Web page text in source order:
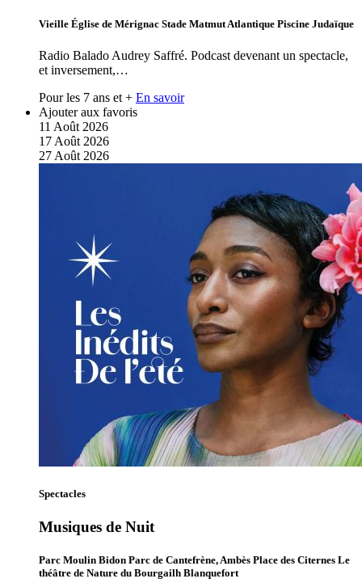
Vieille Église de Mérignac Stade Matmut Atlantique Piscine Judaïque
Radio Balado Audrey Saffré. Podcast devenant un spectacle,
et inversement,…
Pour les 7 ans et + En savoir
Ajouter aux favoris
11 Août 2026
17 Août 2026
27 Août 2026
Spectacles
Musiques de Nuit
Parc Moulin Bidon Parc de Cantefrène, Ambès Place des Citernes Le
théâtre de Nature du Bourgailh Blanquefort